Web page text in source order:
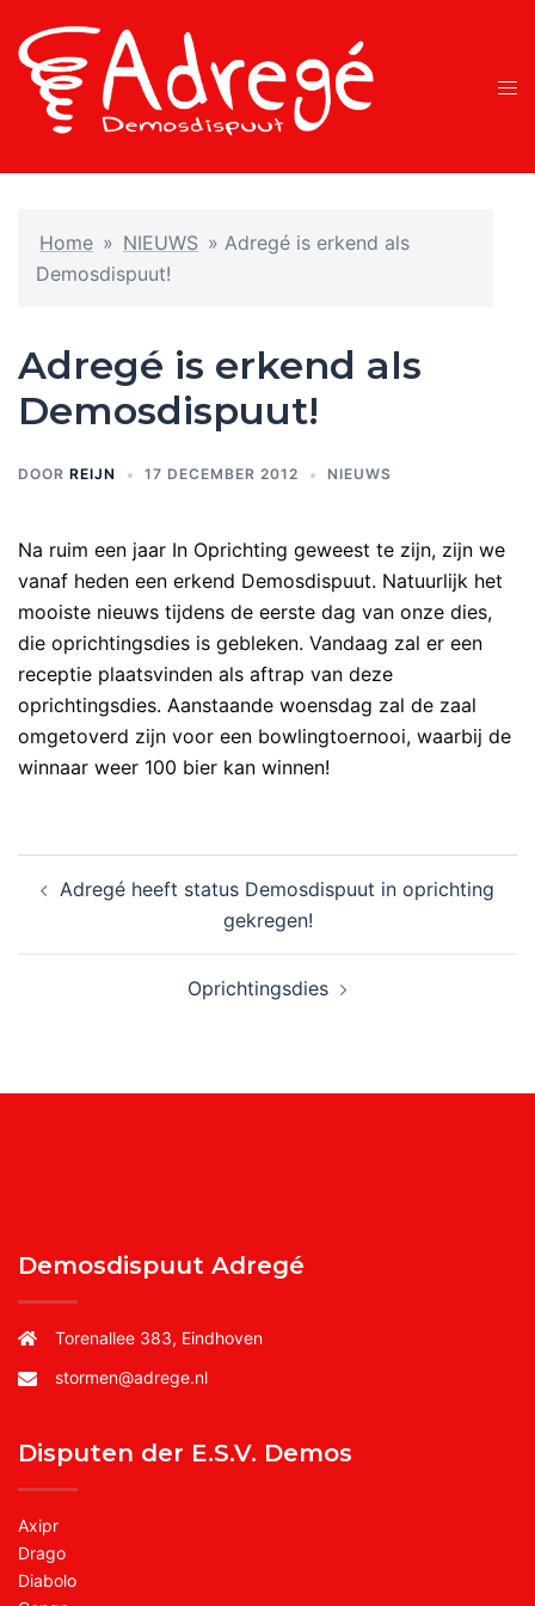
naar
inhoud
Home » NIEUWS » Adregé is erkend als
Demosdispuut!
Adregé is erkend als
Demosdispuut!
DOOR REIJN 17 DECEMBER 2012 NIEUWS
Na ruim een jaar In Oprichting geweest te zijn, zijn we
vanaf heden een erkend Demosdispuut. Natuurlijk het
mooiste nieuws tijdens de eerste dag van onze dies,
die oprichtingsdies is gebleken. Vandaag zal er een
receptie plaatsvinden als aftrap van deze
oprichtingsdies. Aanstaande woensdag zal de zaal
omgetoverd zijn voor een bowlingtoernooi, waarbij de
winnaar weer 100 bier kan winnen!
navigatie
Adregé heeft status Demosdispuut in oprichting
gekregen!
Oprichtingsdies
Demosdispuut Adregé
Torenallee 383, Eindhoven
stormen@adrege.nl
Disputen der E.S.V. Demos
Axipr
Drago
Diabolo